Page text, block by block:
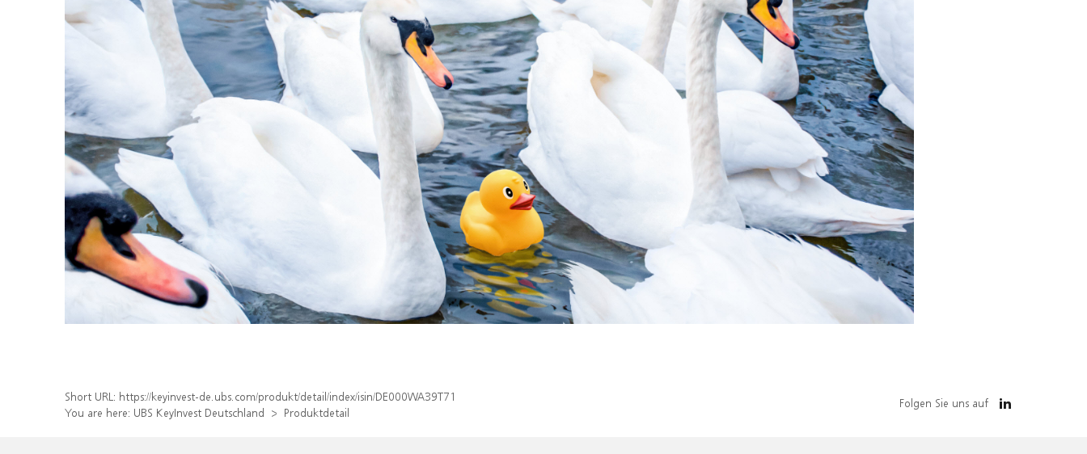
Short URL: https://keyinvest-de.ubs.com/produkt/detail/index/isin/DE000WA39T71
You are here: UBS KeyInvest Deutschland Produktdetail
Folgen Sie uns auf